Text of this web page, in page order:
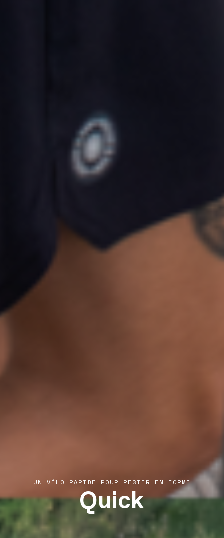
UN VÉLO RAPIDE POUR RESTER EN FORME
Quick